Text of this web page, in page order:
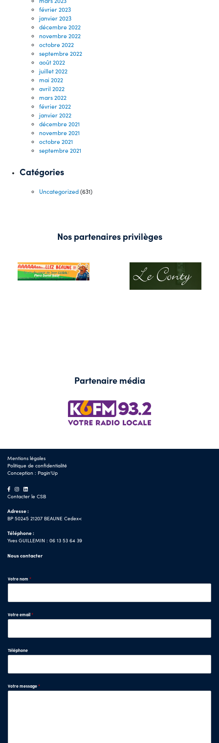
février 2023
janvier 2023
décembre 2022
novembre 2022
octobre 2022
septembre 2022
août 2022
juillet 2022
mai 2022
avril 2022
mars 2022
février 2022
janvier 2022
décembre 2021
novembre 2021
octobre 2021
septembre 2021
Catégories
Uncategorized(631)
Nos partenaires privilèges
Partenaire média
Mentions légales
Politique de confidentialité
Conception : Pagin'Up
Contacter le CSB
Adresse :
BP 50245 21207 BEAUNE Cedex<
Téléphone :
Yves GUILLEMIN : 06 13 53 64 39
Nous contacter
Votre nom *
Votre email*
Téléphone
Votre message*